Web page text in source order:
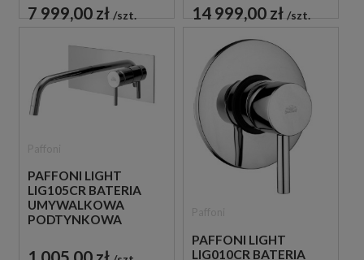
7 999,00 zł szt. 14 999,00 zł szt.
PAFFONI LIGHT
LIG105CR BATERIA
UMYWALKOWA
PODTYNKOWA
CHROM
PAFFONI LIGHT
LIG010CR BATERIA